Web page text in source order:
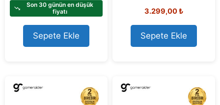
t
f
5
Son 30 günün en düşük
fiyatı
Sepete Ekle
o
t
o
f
5
3.299,00₺
Sepete Ekle